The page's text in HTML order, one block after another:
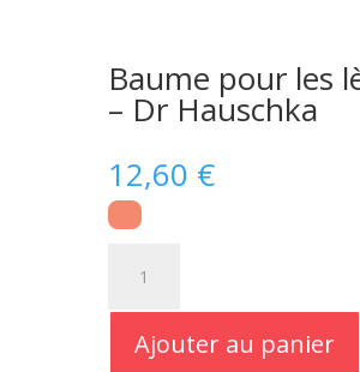
Baume pour les
– Dr Hauschka
12,60 €
Baume
pourAjouter au panier